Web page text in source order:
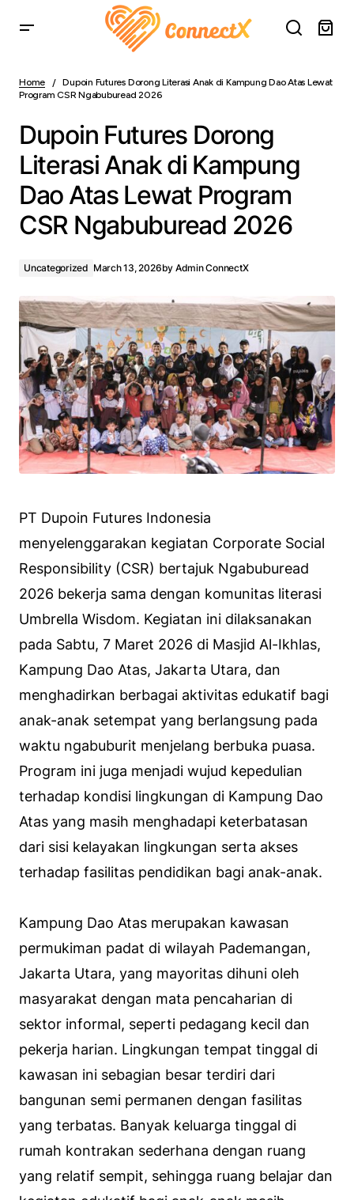
Atas Lewat Program CSR Ngabuburead 2026
Home
Dupoin Futures Dorong Literasi Anak di Kampung Dao Atas Lewat
Program CSR Ngabuburead 2026
Dupoin Futures Dorong
Literasi Anak di Kampung
Dao Atas Lewat Program
CSR Ngabuburead 2026
Uncategorized March 13, 2026by Admin ConnectX
PT Dupoin Futures Indonesia
menyelenggarakan kegiatan Corporate Social
Responsibility (CSR) bertajuk Ngabuburead
2026 bekerja sama dengan komunitas literasi
Umbrella Wisdom. Kegiatan ini dilaksanakan
pada Sabtu, 7 Maret 2026 di Masjid Al-Ikhlas,
Kampung Dao Atas, Jakarta Utara, dan
menghadirkan berbagai aktivitas edukatif bagi
anak-anak setempat yang berlangsung pada
waktu ngabuburit menjelang berbuka puasa.
Program ini juga menjadi wujud kepedulian
terhadap kondisi lingkungan di Kampung Dao
Atas yang masih menghadapi keterbatasan
dari sisi kelayakan lingkungan serta akses
terhadap fasilitas pendidikan bagi anak-anak.
Kampung Dao Atas merupakan kawasan
permukiman padat di wilayah Pademangan,
Jakarta Utara, yang mayoritas dihuni oleh
masyarakat dengan mata pencaharian di
sektor informal, seperti pedagang kecil dan
pekerja harian. Lingkungan tempat tinggal di
kawasan ini sebagian besar terdiri dari
bangunan semi permanen dengan fasilitas
yang terbatas. Banyak keluarga tinggal di
rumah kontrakan sederhana dengan ruang
yang relatif sempit, sehingga ruang belajar dan